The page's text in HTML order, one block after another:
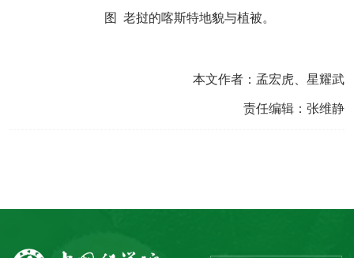
图 老挝的喀斯特地貌与植被。
本文作者：孟宏虎、星耀武
责任编辑：张维静